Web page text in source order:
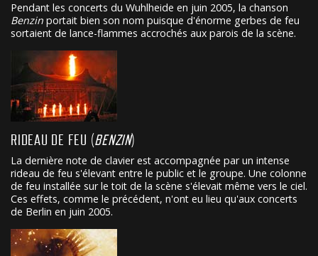
Pendant les concerts du Wuhlheide en juin 2005, la chanson
Benzin portait bien son nom puisque d'énorme gerbes de feu
sortaient de lance-flammes accrochés aux parois de la scène.
RIDEAU DE FEU (BENZIN)
La dernière note de clavier est accompagnée par un intense
rideau de feu s'élevant entre le public et le groupe. Une colonne
de feu installée sur le toit de la scène s'élevait même vers le ciel.
Ces effets, comme le précédent, n'ont eu lieu qu'aux concerts
de Berlin en juin 2005.